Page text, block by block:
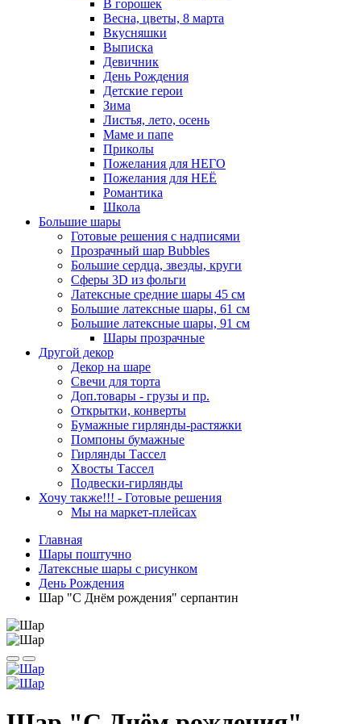
В горошек
Весна, цветы, 8 марта
Вкусняшки
Выписка
Девичник
День Рождения
Детские герои
Зима
Листья, лето, осень
Маме и папе
Приколы
Пожелания для НЕГО
Пожелания для НЕЁ
Романтика
Школа
Большие шары
Готовые решения с надписями
Прозрачный шар Bubbles
Большие сердца, звезды, круги
Сферы 3D из фольги
Латексные средние шары 45 см
Большие латексные шары, 61 см
Большие латексные шары, 91 см
Шары прозрачные
Другой декор
Декор на шаре
Свечи для торта
Доп.товары - грузы и пр.
Открытки, конверты
Бумажные гирлянды-растяжки
Помпоны бумажные
Гирлянды Тассел
Хвосты Тассел
Подвески-гирлянды
Хочу также!!! - Готовые решения
Мы на маркет-плейсах
Главная
Шары поштучно
Латексные шары с рисунком
День Рождения
Шар "С Днём рождения" серпантин